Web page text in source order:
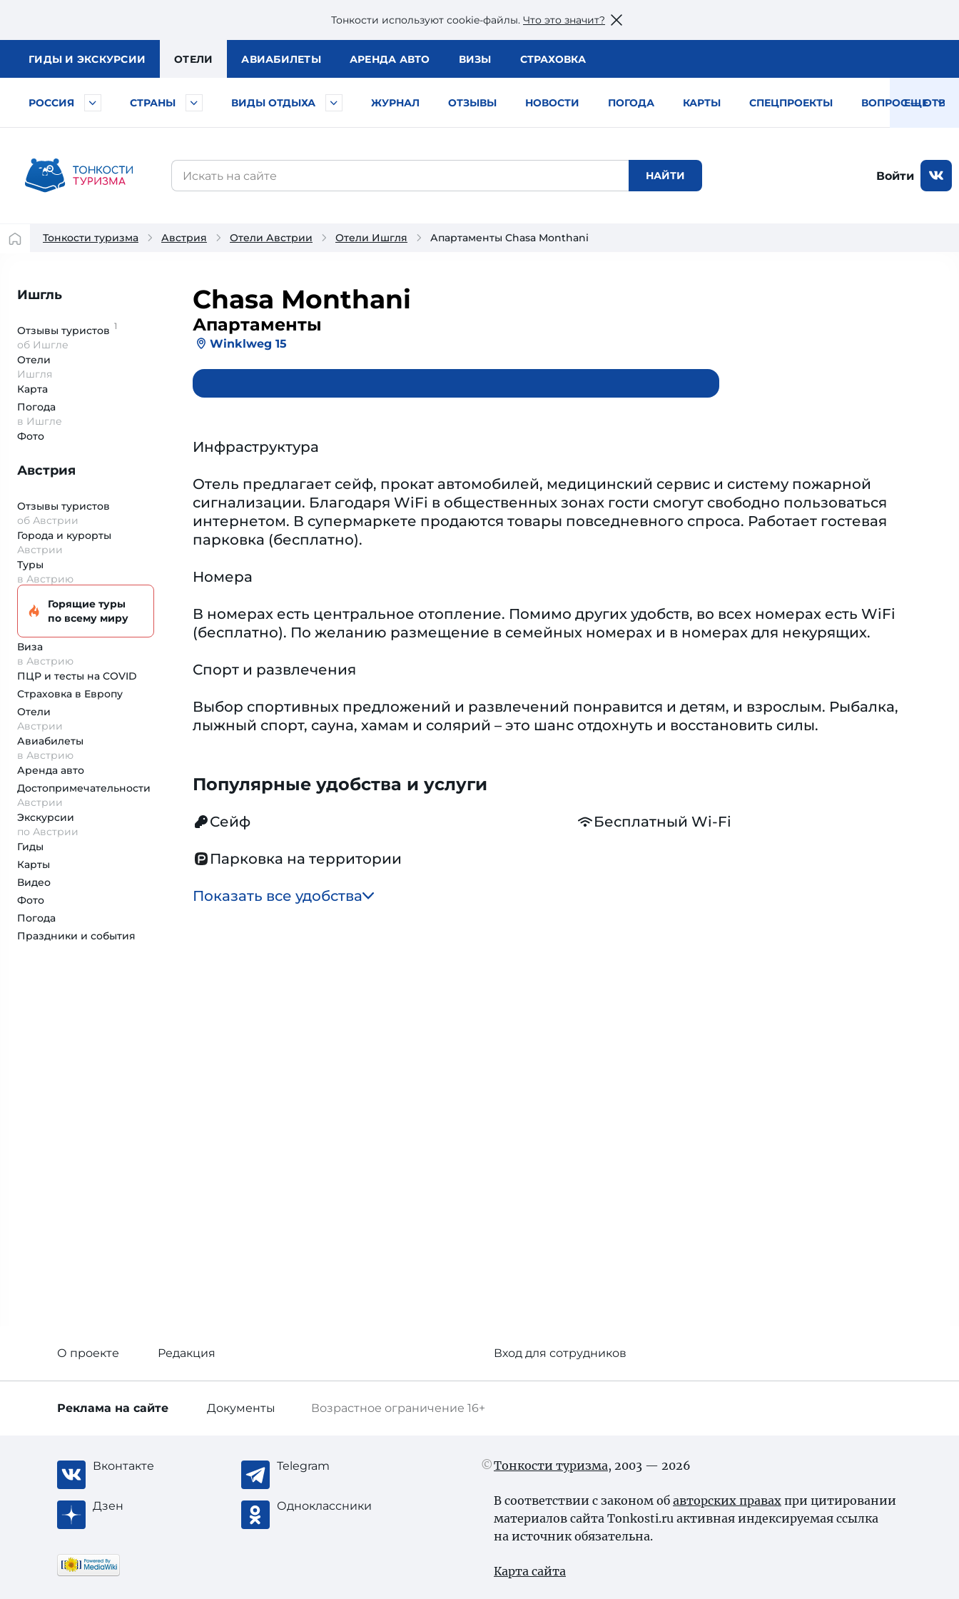
Тонкости используют сookie-файлы. Что это значит?
ГИДЫ И ЭКСКУРСИИ ОТЕЛИ АВИАБИЛЕТЫ АРЕНДА АВТО ВИЗЫ СТРАХОВКА
РОССИЯ СТРАНЫ ВИДЫ ОТДЫХА ЖУРНАЛ ОТЗЫВЫ НОВОСТИ ПОГОДА КАРТЫ СПЕЦПРОЕКТЫ ВОПРОС — ОТВЕТ
ЕЩЕ
Войти
Тонкости туризма Австрия Отели Австрии Отели Ишгля Апартаменты Chasa Monthani
Ишгль
Отзывы туристов 1
об Ишгле
Отели
Ишгля
Карта
Погода
в Ишгле
Фото
Австрия
Отзывы туристов
об Австрии
Города и курорты
Австрии
Туры
в Австрию
Горящие туры
по всему миру
Виза
в Австрию
ПЦР и тесты на COVID
Страховка в Европу
Отели
Австрии
Авиабилеты
в Австрию
Аренда авто
Достопримеча­тельности
Австрии
Экскурсии
по Австрии
Гиды
Карты
Видео
Фото
Погода
Праздники и события
Chasa Monthani
Апартаменты
Winklweg 15
Инфраструктура
Отель предлагает сейф, прокат автомобилей, медицинский сервис и систему пожарной
сигнализации. Благодаря WiFi в общественных зонах гости смогут свободно пользоваться
интернетом. В супермаркете продаются товары повседневного спроса. Работает гостевая
парковка (бесплатно).
Номера
В номерах есть центральное отопление. Помимо других удобств, во всех номерах есть WiFi
(бесплатно). По желанию размещение в семейных номерах и в номерах для некурящих.
Спорт и развлечения
Выбор спортивных предложений и развлечений понравится и детям, и взрослым. Рыбалка,
лыжный спорт, сауна, хамам и солярий – это шанс отдохнуть и восстановить силы.
Популярные удобства и услуги
Сейф Бесплатный Wi-Fi
Парковка на территории
Показать все удобства
О проекте Редакция Вход для сотрудников
Возрастное ограничение 16+
Реклама на сайте Документы
Вконтакте Telegram
Дзен Одноклассники
Тонкости туризма, 2003 — 2026
В соответствии с законом об авторских правах при цитировании
материалов сайта Tonkosti.ru активная индексируемая ссылка
на источник обязательна.
Карта сайта